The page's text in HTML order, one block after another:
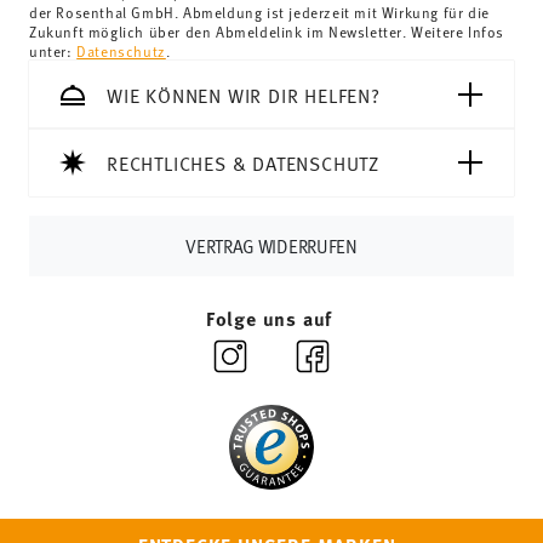
Schweiz:Lieferungen in die Schweiz sind ab 69,90 CHF
versandkostenfrei. Unter einem Bestellwert von 69,90
CHF liegen die Versandkosten bei 36,90 CHF.
sobald Ihr Paket auf die Reise geht.
Lieferzeit innerhalb Deutschlands:3-5 Werktage für
hier einsehen.
der Rosenthal GmbH. Abmeldung ist jederzeit mit Wirkung für die
Zukunft möglich über den Abmeldelink im Newsletter. Weitere Infos
unter: Datenschutz
WIE KÖNNEN WIR DIR HELFEN?
RECHTLICHES & DATENSCHUTZ
VERTRAG WIDERRUFEN
Folge uns auf